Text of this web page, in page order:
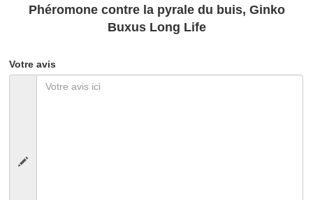
Phéromone contre la pyrale du buis, Ginko
Buxus Long Life
Votre avis